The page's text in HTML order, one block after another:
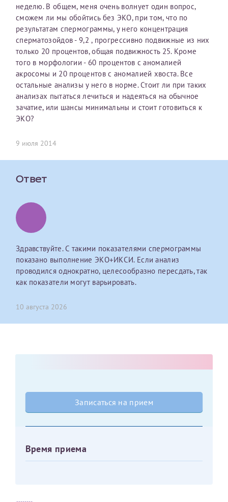
неделю. В общем, меня очень волнует один вопрос,
сможем ли мы обойтись без ЭКО, при том, что по
результатам спермограммы, у него концентрация
сперматозойдов - 9,2 , прогрессивно подвижные из них
только 20 процентов, общая подвижность 25. Кроме
того в морфологии - 60 процентов с аномалией
акросомы и 20 процентов с аномалией хвоста. Все
остальные анализы у него в норме. Стоит ли при таких
анализах пытаться лечиться и надеяться на обычное
зачатие, или шансы минимальны и стоит готовиться к
ЭКО?
9 июля 2014
Ответ
Здравствуйте. С такими показателями спермограммы
показано выполнение ЭКО+ИКСИ. Если анализ
проводился однократно, целесообразно пересдать, так
как показатели могут варьировать.
10 августа 2026
Записаться на прием
Время приема
О каком враче расскажете?
Ваш отзыв
Принимаю условия
персональных данных
Оставить отзыв
Электронная почта*
Номер телефона*
Номер медицинской карты МЦРМ
Выберите специальность врача
Или введите его имя
Принимаю условияСоглашения на обработку
персональных данных
Наши специалисты готовы помочь вам, предоставив
общую информацию и рекомендации на основе
ваших вопросов. Задайте ваш вопрос,
и мы постараемся ответить на него как можно
скорее.
Я подтверждаю, что ознакомился с уведомлением,
приведённым выше.
первом заявлении. После отправки готового документа
изменения и переоформление справки на другого
налогоплательщика не выполняются. Пожалуйста,
внимательно проверяйте все данные перед отправкой
заявки.
После отправки заявки вы получите письмо на указанную
электронную почту с подтверждением «Заявка на справку
принята». Если письмо не поступит, пожалуйста, свяжитесь
с МЦРМ для уточнения информации.
Отчество*
Фамилия*